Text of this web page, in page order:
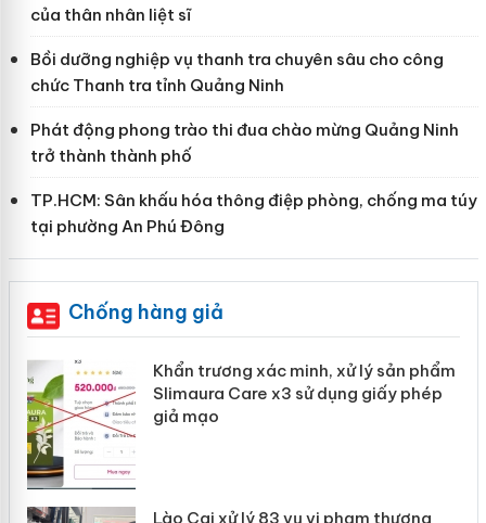
của thân nhân liệt sĩ
Bồi dưỡng nghiệp vụ thanh tra chuyên sâu cho công
chức Thanh tra tỉnh Quảng Ninh
Phát động phong trào thi đua chào mừng Quảng Ninh
trở thành thành phố
TP.HCM: Sân khấu hóa thông điệp phòng, chống ma túy
tại phường An Phú Đông
Chống hàng giả
Khẩn trương xác minh, xử lý sản phẩm
Slimaura Care x3 sử dụng giấy phép
giả mạo
Lào Cai xử lý 83 vụ vi phạm thương